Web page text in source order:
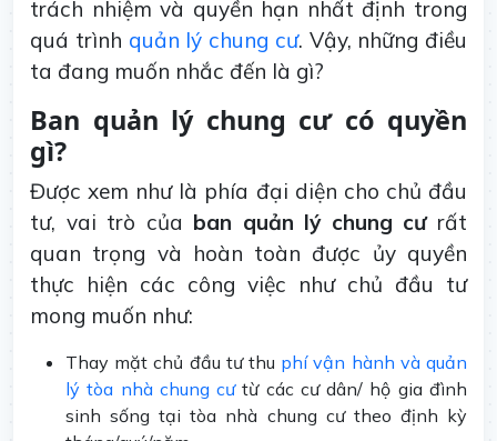
trách nhiệm và quyền hạn nhất định trong
quá trình quản lý chung cư. Vậy, những điều
ta đang muốn nhắc đến là gì?
Ban quản lý chung cư có quyền
gì?
Được xem như là phía đại diện cho chủ đầu
tư, vai trò của ban quản lý chung cưrất
quan trọng và hoàn toàn được ủy quyền
thực hiện các công việc như chủ đầu tư
mong muốn như:
Thay mặt chủ đầu tư thu phí vận hành và quản
lý tòa nhà chung cưtừ các cư dân/ hộ gia đình
sinh sống tại tòa nhà chung cư theo định kỳ